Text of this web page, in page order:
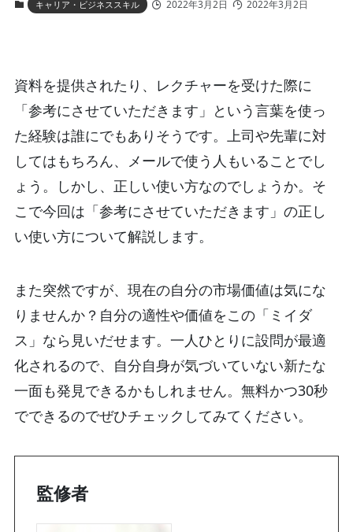
キャリア・ビジネススキル 2022年3月2日 2022年3月2日
資料を提供されたり、レクチャーを受けた際に
「参考にさせていただきます」という言葉を使っ
た経験は誰にでもありそうです。上司や先輩に対
してはもちろん、メールで使う人もいることでし
ょう。しかし、正しい使い方なのでしょうか。そ
こで今回は「参考にさせていただきます」の正し
い使い方について解説します。
また突然ですが、現在の自分の市場価値は気にな
りませんか？自分の適性や価値をこの「ミイダ
ス」なら見いだせます。一人ひとりに設問が最適
化されるので、自分自身が気づいていない新たな
一面も発見できるかもしれません。無料かつ30秒
でできるのでぜひチェックしてみてください。
監修者